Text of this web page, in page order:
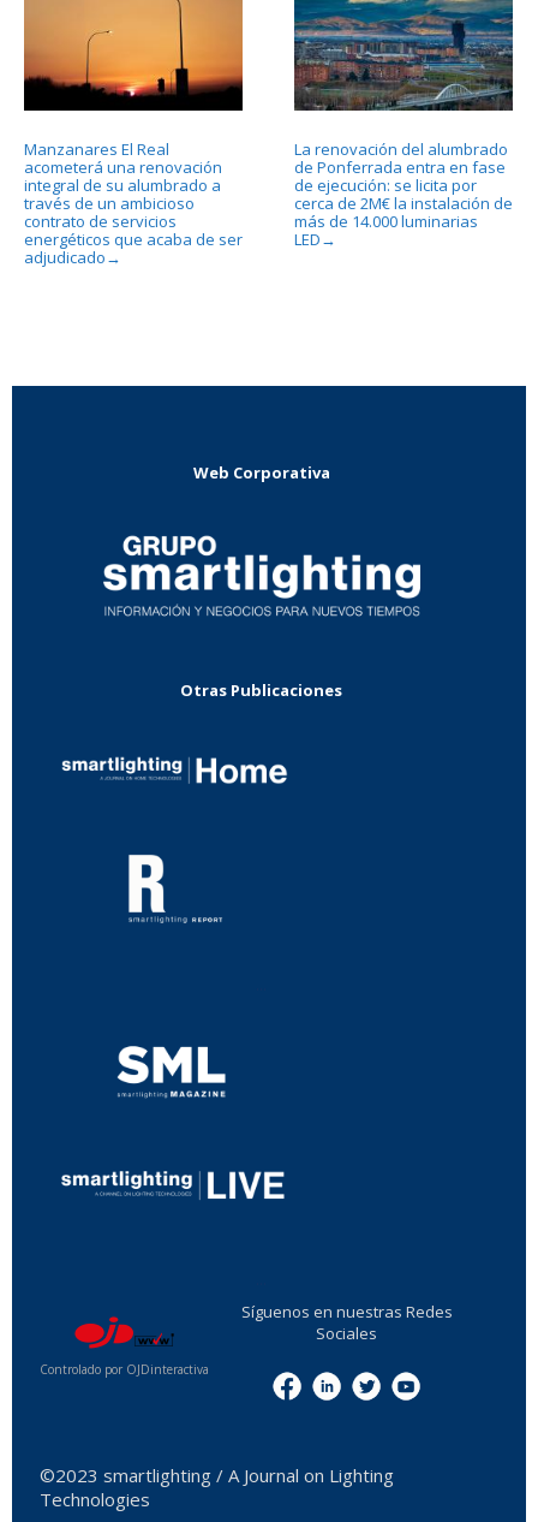
Manzanares El Real
acometerá una renovación
integral de su alumbrado a
través de un ambicioso
contrato de servicios
energéticos que acaba de ser
adjudicado →
La renovación del alumbrado
de Ponferrada entra en fase
de ejecución: se licita por
cerca de 2M€ la instalación de
más de 14.000 luminarias
LED →
Web Corporativa
Otras Publicaciones
Controlado por OJDinteractiva
Síguenos en nuestras Redes
Sociales
©2023 smartlighting / A Journal on Lighting
Technologies